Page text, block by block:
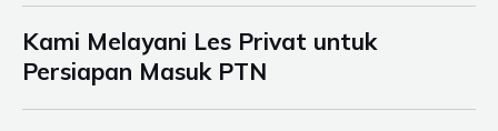
Kami Melayani Les Privat untuk
Persiapan Masuk PTN